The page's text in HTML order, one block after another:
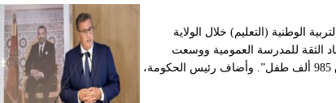
الوطنية (التعليم) خلال الولاية
الثقة للمدرسة العمومية ووسعت
المستفيدين من التعليم الأولي إلى أكثر من 80 في المئة، وهو ما يفوق 985 ألف طفل”. وأضاف رئيس الحكومة،